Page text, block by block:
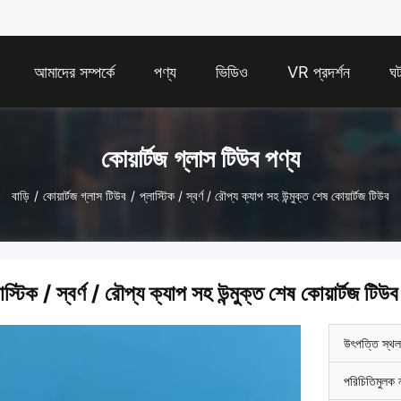
আমাদের সম্পর্কে পণ্য ভিডিও VR প্রদর্শন
কোয়ার্টজ গ্লাস টিউব পণ্য
বাড়ি / কোয়ার্টজ গ্লাস টিউব / প্লাস্টিক / স্বর্ণ / রৌপ্য ক্যাপ সহ উন্মুক্ত শেষ কোয়ার্টজ টিউব
/ স্বর্ণ / রৌপ্য ক্যাপ সহ উন্মুক্ত শেষ কোয়ার্টজ টিউব
উৎপত্তি স্থল
পরিচিতিমুলক